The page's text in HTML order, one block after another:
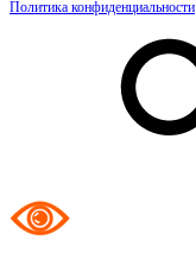
Политика конфиденциальности